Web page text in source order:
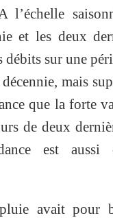
et les deux
sur une
mais
que la forte
de deux
est aussi
avait pour